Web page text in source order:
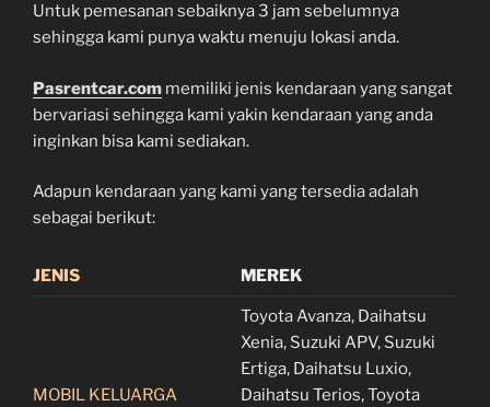
Untuk pemesanan sebaiknya 3 jam sebelumnya
sehingga kami punya waktu menuju lokasi anda.
Pasrentcar.com memiliki jenis kendaraan yang sangat
bervariasi sehingga kami yakin kendaraan yang anda
inginkan bisa kami sediakan.
Adapun kendaraan yang kami yang tersedia adalah
sebagai berikut:
JENIS MEREK
MOBIL KELUARGA
Toyota Avanza, Daihatsu
Xenia, Suzuki APV, Suzuki
Ertiga, Daihatsu Luxio,
Daihatsu Terios, Toyota